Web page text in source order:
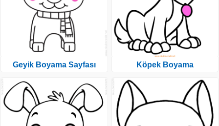
Geyik Boyama Sayfası Köpek Boyama